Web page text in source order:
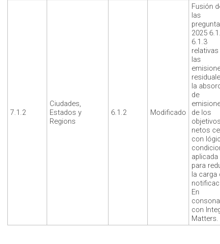
7.1.2
Ciudades,
Estados y
Regions
6.1.2 Modificado
Fusión
las
2025
6.1.3
relativas
las
la
de
de los
netos
con
aplicada
para
la carga
En
con
Matters.